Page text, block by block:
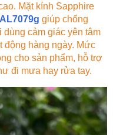
Mặt kính Sapphire
giúp chống
cảm giác yên tâm
động hàng ngày. Mức
cho sản phẩm, hỗ trợ
đi mưa hay rửa tay.